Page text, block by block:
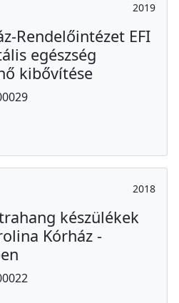
2019
Rendelőintézet EFI
egészség
kibővítése
2018
készülékek
Kórház -